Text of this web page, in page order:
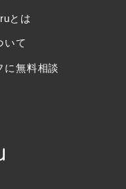
とは
いて
に無料相談